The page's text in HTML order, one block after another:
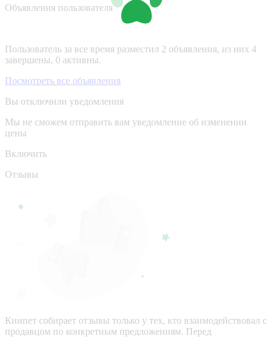
Объявления пользователя
Пользователь за все время разместил 2 объявления, из них 4
завершены, 0 активны.
Посмотреть все объявления
Вы отключили уведомления
Мы не сможем отправить вам уведомление об изменении
цены
Включить
Отзывы
Кинпет собирает отзывы только у тех, кто взаимодействовал с
продавцом по конкретным предложениям. Перед